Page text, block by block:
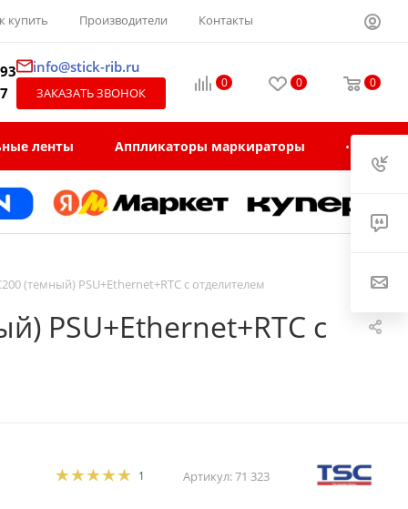
купить Производители Контакты
info@stick-rib.ru
ЗАКАЗАТЬ ЗВОНОК
0 0 0
ленты Аппликаторы маркираторы
(темный) PSU+Ethernet+RTC с отделителем
PSU+Ethernet+RTC с
1 Артикул:71 323